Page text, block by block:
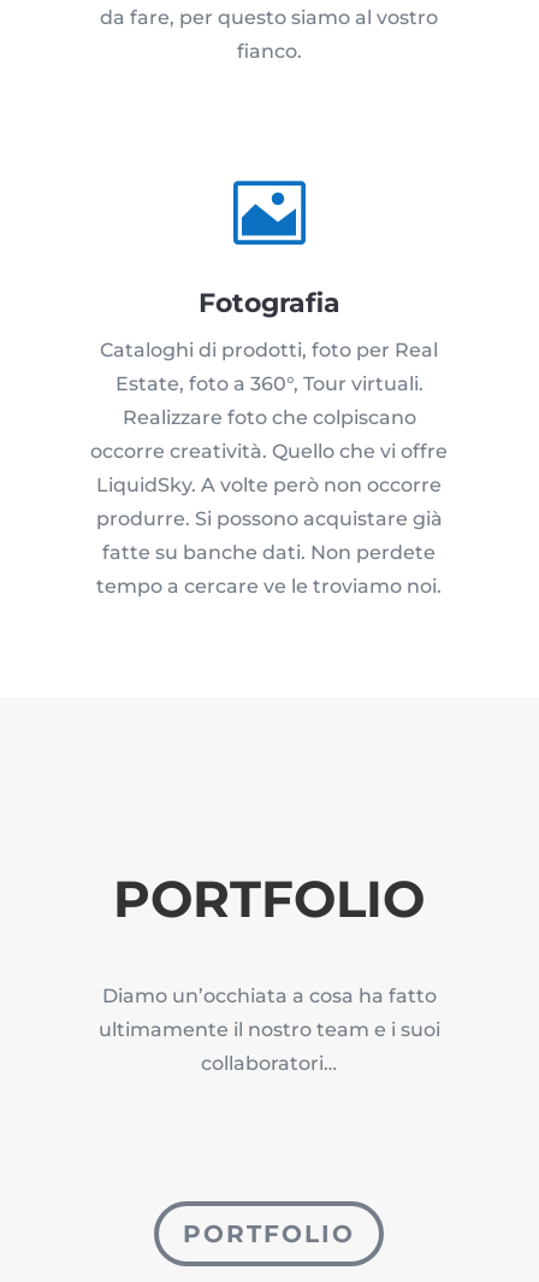
da fare, per questo siamo al vostro
fianco.

Fotografia
Cataloghi di prodotti, foto per Real
Estate, foto a 360°, Tour virtuali.
Realizzare foto che colpiscano
occorre creatività. Quello che vi offre
LiquidSky. A volte però non occorre
produrre. Si possono acquistare già
fatte su banche dati. Non perdete
tempo a cercare ve le troviamo noi.
PORTFOLIO
Diamo un’occhiata a cosa ha fatto
ultimamente il nostro team e i suoi
collaboratori…
PORTFOLIO